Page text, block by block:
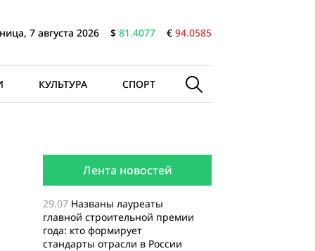
7 августа 2026 $ 81.4077 € 94.0585
КУЛЬТУРА СПОРТ
Лента новостей
29.07 Названы лауреаты
главной строительной премии
года: кто формирует
стандарты отрасли в России